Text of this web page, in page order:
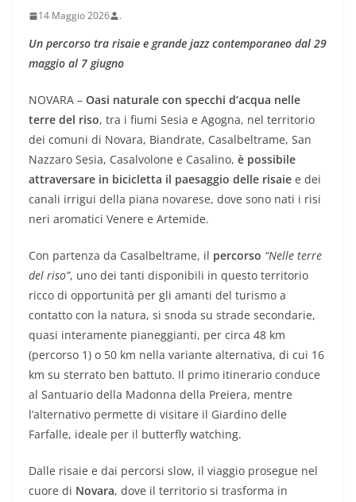
14 Maggio 2026 .
Un percorso tra risaie e grande jazz contemporaneo dal 29
maggio al 7 giugno
NOVARA – Oasi naturale con specchi d’acqua nelle
terre del riso, tra i fiumi Sesia e Agogna, nel territorio
dei comuni di Novara, Biandrate, Casalbeltrame, San
Nazzaro Sesia, Casalvolone e Casalino, è possibile
attraversare in bicicletta il paesaggio delle risaie e dei
canali irrigui della piana novarese, dove sono nati i risi
neri aromatici Venere e Artemide.
Con partenza da Casalbeltrame, il percorso “Nelle terre
del riso”, uno dei tanti disponibili in questo territorio
ricco di opportunità per gli amanti del turismo a
contatto con la natura, si snoda su strade secondarie,
quasi interamente pianeggianti, per circa 48 km
(percorso 1) o 50 km nella variante alternativa, di cui 16
km su sterrato ben battuto. Il primo itinerario conduce
al Santuario della Madonna della Preiera, mentre
l’alternativo permette di visitare il Giardino delle
Farfalle, ideale per il butterfly watching.
Dalle risaie e dai percorsi slow, il viaggio prosegue nel
cuore di Novara, dove il territorio si trasforma in